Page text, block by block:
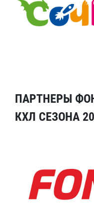
ПАРТНЕРЫ
КХЛ СЕЗОНА